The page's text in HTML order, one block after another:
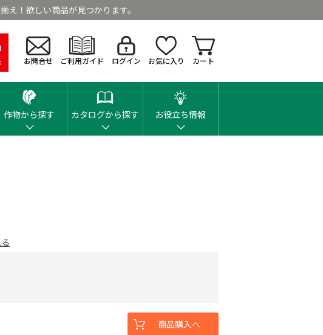
え！欲しい商品が見つかります。
お問合せ ご利用ガイド ログイン お気に入り カート
作物から探す カタログから探す お役立ち情報
商品購入へ